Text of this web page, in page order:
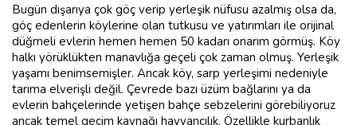
Bugün dışarıya çok göç verip yerleşik nüfusu azalmış olsa da,
göç edenlerin köylerine olan tutkusu ve yatırımları ile orijinal
düğmeli evlerin hemen hemen 50 kadarı onarım görmüş. Köy
halkı yörüklükten manavlığa geçeli çok zaman olmuş. Yerleşik
yaşamı benimsemişler. Ancak köy, sarp yerleşimi nedeniyle
tarıma elverişli değil. Çevrede bazı üzüm bağlarını ya da
evlerin bahçelerinde yetişen bahçe sebzelerini görebiliyoruz
ancak temel geçim kaynağı hayvancılık. Özellikle kurbanlık